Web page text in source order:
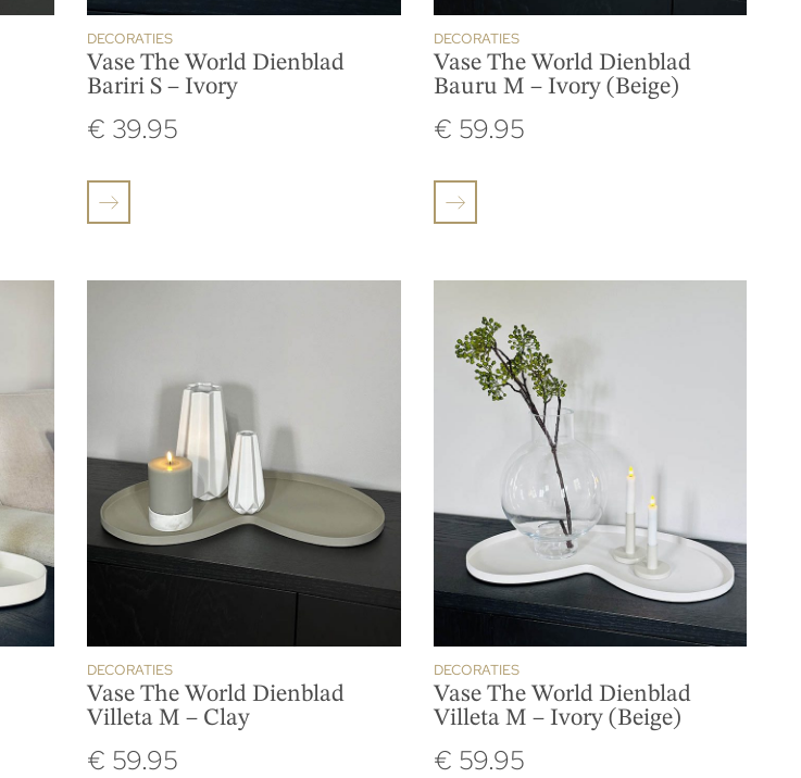
DECORATIES
Vase The World Dienblad
Bariri S – Ivory
€ 39.95
DECORATIES
Vase The World Dienblad
Bauru M – Ivory (Beige)
€ 59.95
DECORATIES
Vase The World Dienblad
Villeta M – Clay
€ 59.95
DECORATIES
Vase The World Dienblad
Villeta M – Ivory (Beige)
€ 59.95